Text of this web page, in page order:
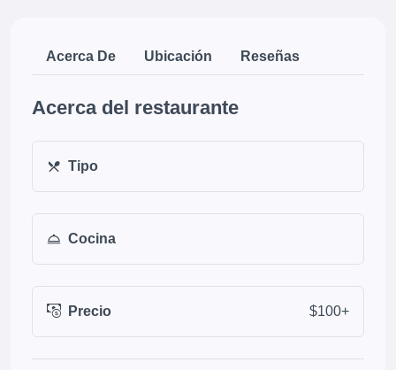
Acerca De Ubicación Reseñas
Acerca del restaurante
Tipo
Cocina
Precio $100+